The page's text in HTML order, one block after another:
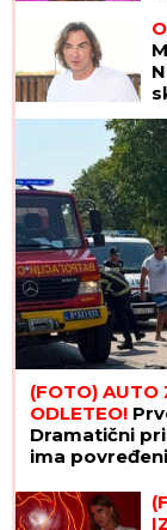
"NE ŽALI SE
Jovana
objavom